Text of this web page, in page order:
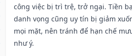
công việc bị trì trệ, trở ngại. Tiền
danh vọng cũng uy tín bị giảm
mọi mặt, nên tránh để hạn chế
như ý.